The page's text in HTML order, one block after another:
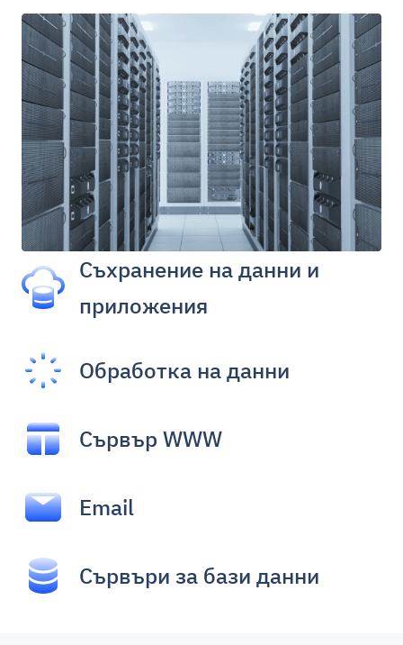
Съхранение на данни и
приложения
Обработка на данни
Сървър WWW
Email
Сървъри за бази данни